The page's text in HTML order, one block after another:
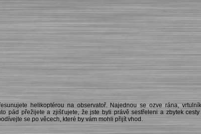
helikoptérou na observatoř. Najednou se ozve rána,
pád přežijete a zjišťujete, že jste byli právě sestřeleni a zbytek
se po věcech, které by vám mohli přijít vhod.